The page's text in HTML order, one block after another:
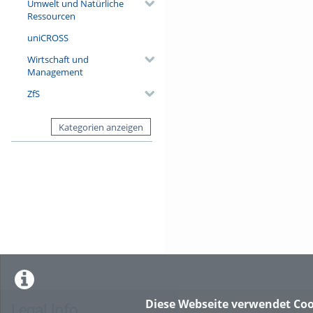
Diese Webseite verwendet
Umwelt und Natürliche
Ressourcen
uniCROSS
Wirtschaft und
Management
ZfS
Kategorien anzeigen